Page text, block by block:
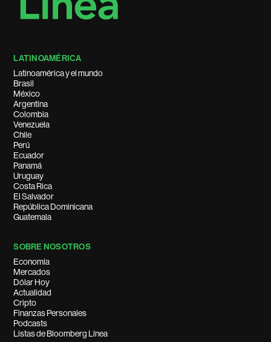
LATINOAMÉRICA
Latinoamérica y el mundo
Brasil
México
Argentina
Colombia
Venezuela
Chile
Perú
Ecuador
Panamá
Uruguay
Costa Rica
El Salvador
República Dominicana
Guatemala
SOBRE NOSOTROS
Economía
Mercados
Dólar Hoy
Actualidad
Cripto
Finanzas Personales
Podcasts
Listas de Bloomberg Línea